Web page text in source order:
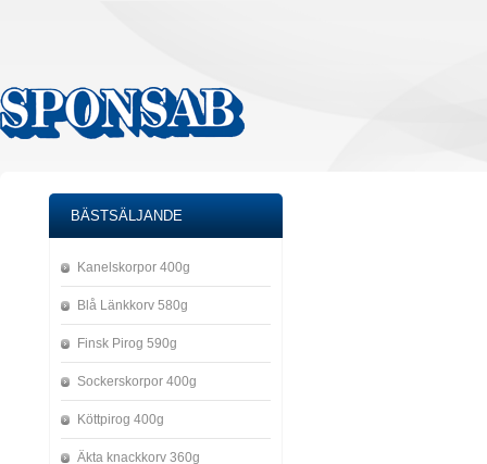
BÄSTSÄLJANDE
Kanelskorpor 400g
Blå Länkkorv 580g
Finsk Pirog 590g
Sockerskorpor 400g
Köttpirog 400g
Äkta knackkorv 360g